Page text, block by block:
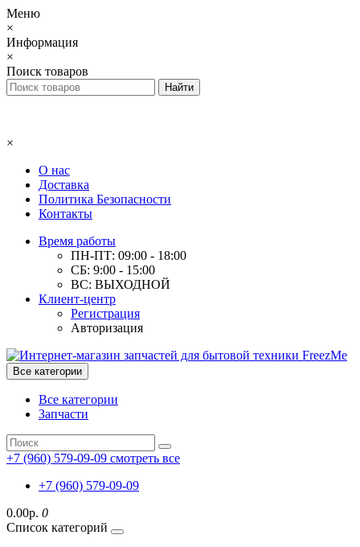
Меню
×
Информация
×
Поиск товаров
×
О нас
Доставка
Политика Безопасности
Контакты
Время работы
ПН-ПТ: 09:00 - 18:00
СБ: 9:00 - 15:00
ВС: ВЫХОДНОЙ
Клиент-центр
Регистрация
Авторизация
Все категории
Все категории
Запчасти
+7 (960) 579-09-09 смотреть все
+7 (960) 579-09-09
0.00р. 0
Список категорий